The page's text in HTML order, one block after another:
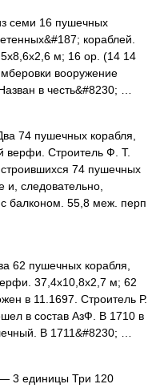
семи 16 пушечных
кораблей.
м; 16 ор. (14 14
вооружение
в честь&#8230; …
74 пушечных корабля,
верфи. Строитель Ф. Т.
74 пушечных
и, следовательно,
балконом. 55,8 меж. перп
62 пушечных корабля,
37,4x10,8x2,7 м; 62
в 11.1697. Строитель Р.
в состав АзФ. В 1710 в
В 1711&#8230; …
3 единицы Три 120